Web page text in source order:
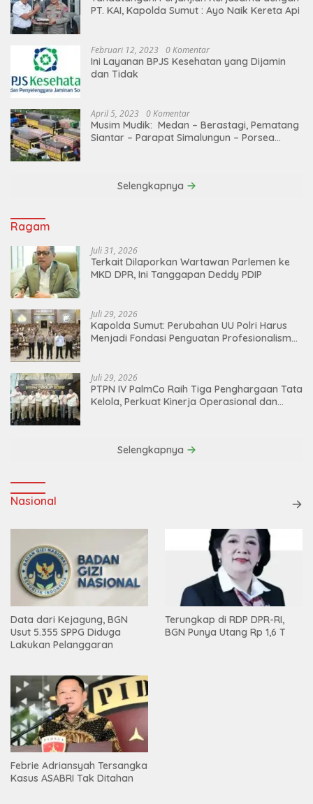
PT. KAI, Kapolda Sumut : Ayo Naik Kereta Api
Februari 12, 2023 0 Komentar
Ini Layanan BPJS Kesehatan yang Dijamin
dan Tidak
April 5, 2023 0 Komentar
Musim Mudik: Medan – Berastagi, Pematang
Siantar – Parapat Simalungun – Porsea
Selengkapnya
Ragam
Juli 31, 2026
Terkait Dilaporkan Wartawan Parlemen ke
MKD DPR, Ini Tanggapan Deddy PDIP
Juli 29, 2026
Kapolda Sumut: Perubahan UU Polri Harus
Menjadi Fondasi Penguatan Profesionalisme
Juli 29, 2026
PTPN IV PalmCo Raih Tiga Penghargaan Tata
Kelola, Perkuat Kinerja Operasional dan
Selengkapnya
Nasional
Data dari Kejagung, BGN
Usut 5.355 SPPG Diduga
Lakukan Pelanggaran
Terungkap di RDP DPR-RI,
BGN Punya Utang Rp 1,6 T
Febrie Adriansyah Tersangka
Kasus ASABRI Tak Ditahan